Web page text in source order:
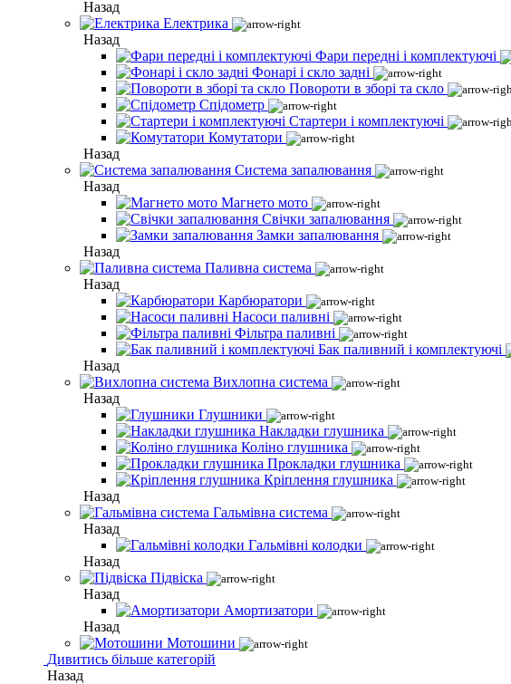
Назад
Електрика
Назад
Фари передні і комплектуючі
Фонарі і скло задні
Повороти в зборі та скло
Спідометр
Стартери і комплектуючі
Комутатори
Назад
Система запалювання
Назад
Магнето мото
Свічки запалювання
Замки запалювання
Назад
Паливна система
Назад
Карбюратори
Насоси паливні
Фільтра паливні
Бак паливний і комплектуючі
Назад
Вихлопна система
Назад
Глушники
Накладки глушника
Коліно глушника
Прокладки глушника
Кріплення глушника
Назад
Гальмівна система
Назад
Гальмівні колодки
Назад
Підвіска
Назад
Амортизатори
Назад
Мотошини
Дивитись більше категорій
Назад